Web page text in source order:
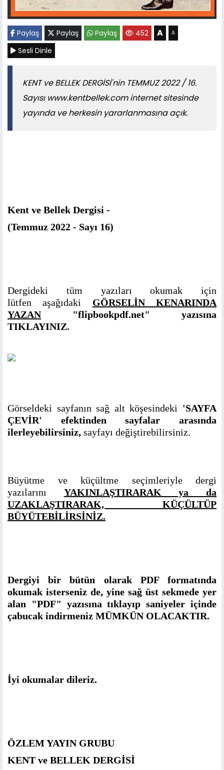
Paylaş Paylaş Paylaş 452 A A
Sesli Dinle
KENT ve BELLEK DERGİSİ'nin TEMMUZ 2022 / 16.
Sayısı www.kentbellek.com internet sitesinde
yayında ve herkesin yararlanmasına açık.
Kent ve Bellek Dergisi -
(Temmuz 2022 - Sayı 16)
Dergideki tüm yazıları okumak için
lütfen aşağıdaki GÖRSELİN KENARINDA
YAZAN"flipbookpdf.net" yazısına
TIKLAYINIZ.
Görseldeki sayfanın sağ alt köşesindeki 'SAYFA
ÇEVİR' efektinden sayfalar arasında
ilerleyebilirsiniz, sayfayı değiştirebilirsiniz.
Büyütme ve küçültme seçimleriyle dergi
yazılarını YAKINLAŞTIRARAK ya da
UZAKLAŞTIRARAK, KÜÇÜLTÜP
BÜYÜTEBİLİRSİNİZ.
Dergiyi bir bütün olarak PDF formatında
okumak isterseniz de, yine sağ üst sekmede yer
alan "PDF" yazısına tıklayıp saniyeler içinde
çabucak indirmeniz MÜMKÜN OLACAKTIR.
İyi okumalar dileriz.
ÖZLEM YAYIN GRUBU
KENT ve BELLEK DERGİSİ